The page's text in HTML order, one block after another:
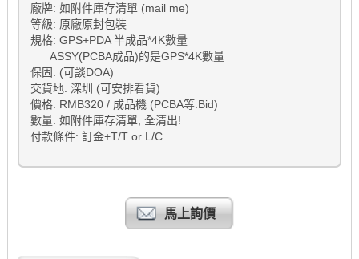
廠牌: 如附件庫存清單 (mail me)
等級: 原廠原封包裝
規格: GPS+PDA 半成品*4K數量
ASSY(PCBA成品)的是GPS*4K數量
保固: (可談DOA)
交貨地: 深圳 (可安排看貨)
價格: RMB320 / 成品機 (PCBA等:Bid)
數量: 如附件庫存清單, 全清出!
付款條件: 訂金+T/T or L/C
馬上詢價